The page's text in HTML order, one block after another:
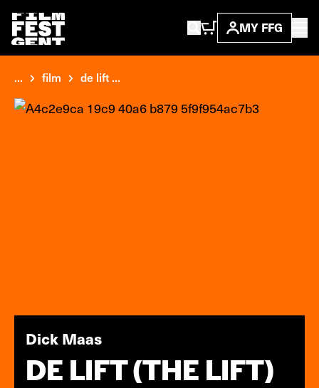
MY FFG
... film de lift ...
Dick Maas
DE LIFT (THE LIFT)